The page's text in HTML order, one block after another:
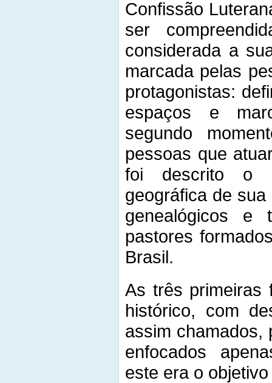
Confissão
ser
considerada a
marcada pelas
protagonistas:
espaços e
segundo
pessoas que
foi descrito o
geográfica de
genealógicos e
pastores
Brasil.
As três primeiras
histórico, com
assim chamados,
enfocados
este era o